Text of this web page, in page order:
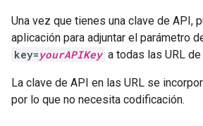
Una vez que tienes una clave de API,
aplicación para adjuntar el parámetro
key=yourAPIKey a todas las URL
La clave de API en las URL se
por lo que no necesita codificación.